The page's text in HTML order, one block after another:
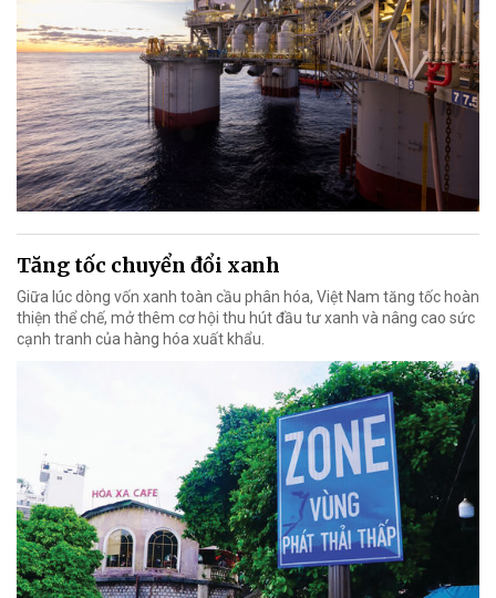
Tăng tốc chuyển đổi xanh
Giữa lúc dòng vốn xanh toàn cầu phân hóa, Việt Nam tăng tốc hoàn
thiện thể chế, mở thêm cơ hội thu hút đầu tư xanh và nâng cao sức
cạnh tranh của hàng hóa xuất khẩu.